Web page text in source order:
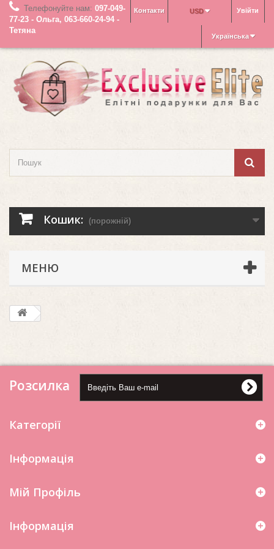
Увійти
USD
Контакти
Телефонуйте нам: 097-049-
77-23 - Ольга, 063-660-24-94 -
Тетяна
Українська
Кошик: (порожній)
МЕНЮ
Розсилка
Категорії
Інформація
Мій Профіль
Iнформація